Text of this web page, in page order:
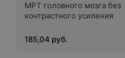
МРТ головного мозга без
контрастного усиления
185,04 руб.